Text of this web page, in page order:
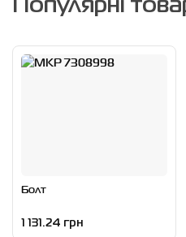
Популярні
Болт
1 131.24 грн